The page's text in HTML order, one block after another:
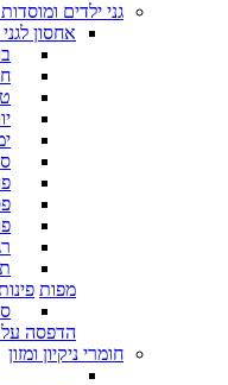
גני ילדים
אחסון
מפות
הדפסה
חומרי ניקיון ומזון